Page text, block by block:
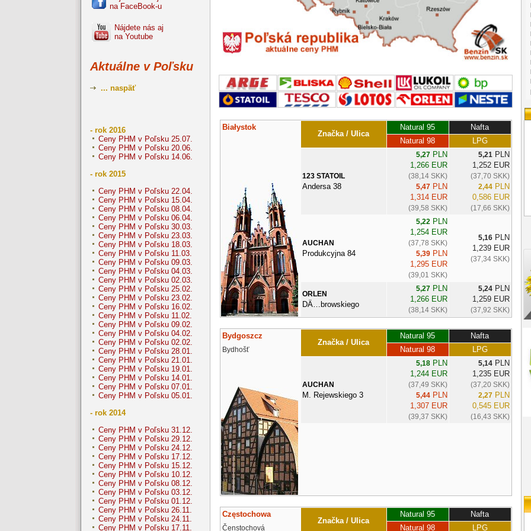
na FaceBook-u
Nájdete nás aj
na Youtube
Aktuálne v Poľsku
... naspäť
- rok 2016
Ceny PHM v Poľsku 25.07.
Ceny PHM v Poľsku 20.06.
Ceny PHM v Poľsku 14.06.
- rok 2015
Ceny PHM v Poľsku 22.04.
Ceny PHM v Poľsku 15.04.
Ceny PHM v Poľsku 08.04.
Ceny PHM v Poľsku 06.04.
Ceny PHM v Poľsku 30.03.
Ceny PHM v Poľsku 23.03.
Ceny PHM v Poľsku 18.03.
Ceny PHM v Poľsku 11.03.
Ceny PHM v Poľsku 09.03.
Ceny PHM v Poľsku 04.03.
Ceny PHM v Poľsku 02.03.
Ceny PHM v Poľsku 25.02.
Ceny PHM v Poľsku 23.02.
Ceny PHM v Poľsku 16.02.
Ceny PHM v Poľsku 11.02.
Ceny PHM v Poľsku 09.02.
Ceny PHM v Poľsku 04.02.
Ceny PHM v Poľsku 02.02.
Ceny PHM v Poľsku 28.01.
Ceny PHM v Poľsku 21.01.
Ceny PHM v Poľsku 19.01.
Ceny PHM v Poľsku 14.01.
Ceny PHM v Poľsku 07.01.
Ceny PHM v Poľsku 05.01.
- rok 2014
Ceny PHM v Poľsku 31.12.
Ceny PHM v Poľsku 29.12.
Ceny PHM v Poľsku 24.12.
Ceny PHM v Poľsku 17.12.
Ceny PHM v Poľsku 15.12.
Ceny PHM v Poľsku 10.12.
Ceny PHM v Poľsku 08.12.
Ceny PHM v Poľsku 03.12.
Ceny PHM v Poľsku 01.12.
Ceny PHM v Poľsku 26.11.
Ceny PHM v Poľsku 24.11.
Ceny PHM v Poľsku 17.11.
Białystok
Značka / Ulica
Natural 95
Nafta
Natural 98
LPG
123 STATOIL
Andersa 38
5,27PLN
1,266 EUR
(38,14 SKK)
5,47PLN
1,314 EUR
(39,58 SKK)
5,21 PLN
1,252 EUR
(37,70 SKK)
2,44PLN
0,586 EUR
(17,66 SKK)
AUCHAN
Produkcyjna 84
5,22 PLN
1,254 EUR
(37,78 SKK)
5,39PLN
1,295 EUR
(39,01 SKK)
5,16PLN
1,239 EUR
(37,34 SKK)
ORLEN
DÄ…browskiego
5,27PLN
1,266 EUR
(38,14 SKK)
5,24PLN
1,259 EUR
(37,92 SKK)
Bydgoszcz
Značka / Ulica
Natural 95 Nafta
Bydhošť Natural 98 LPG
AUCHAN
M. Rejewskiego 3
5,18PLN
1,244 EUR
(37,49 SKK)
5,44PLN
1,307 EUR
(39,37 SKK)
5,14PLN
1,235 EUR
(37,20 SKK)
2,27PLN
0,545 EUR
(16,43 SKK)
Częstochowa
Značka / Ulica
Natural 95 Nafta
Čenstochová Natural 98 LPG